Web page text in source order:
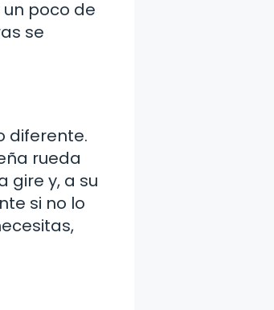
poco de
se
diferente.
rueda
gire y, a su
si no lo